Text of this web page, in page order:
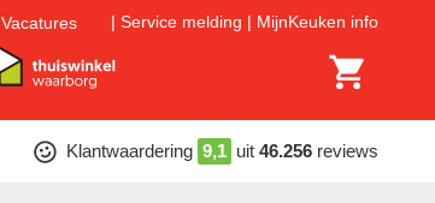
Vacatures Service melding MijnKeuken info
Klantwaardering 9,1 uit 46.256 reviews